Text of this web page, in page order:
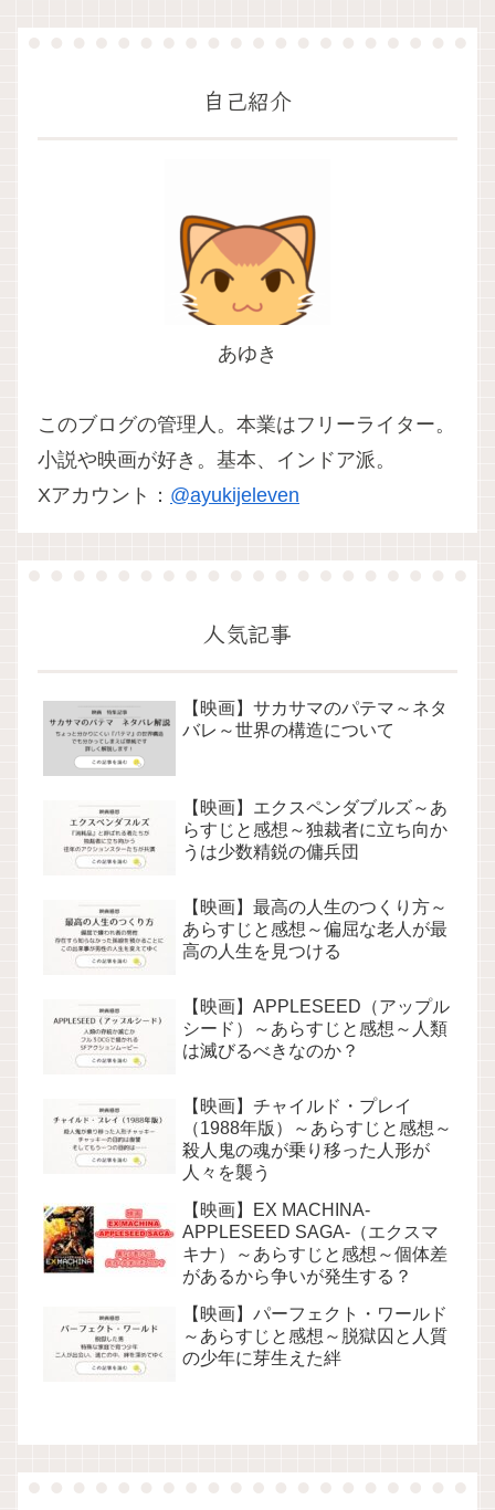
自己紹介
あゆき
このブログの管理人。本業はフリーライター。
小説や映画が好き。基本、インドア派。
Xアカウント： @ayukijeleven
人気記事
【映画】サカサマのパテマ～ネタ
バレ～世界の構造について
【映画】エクスペンダブルズ～あ
らすじと感想～独裁者に立ち向か
うは少数精鋭の傭兵団
【映画】最高の人生のつくり方～
あらすじと感想～偏屈な老人が最
高の人生を見つける
【映画】APPLESEED（アップル
シード）～あらすじと感想～人類
は滅びるべきなのか？
【映画】チャイルド・プレイ
（1988年版）～あらすじと感想～
殺人鬼の魂が乗り移った人形が
人々を襲う
【映画】EX MACHINA-
APPLESEED SAGA-（エクスマ
キナ）～あらすじと感想～個体差
があるから争いが発生する？
【映画】パーフェクト・ワールド
～あらすじと感想～脱獄囚と人質
の少年に芽生えた絆